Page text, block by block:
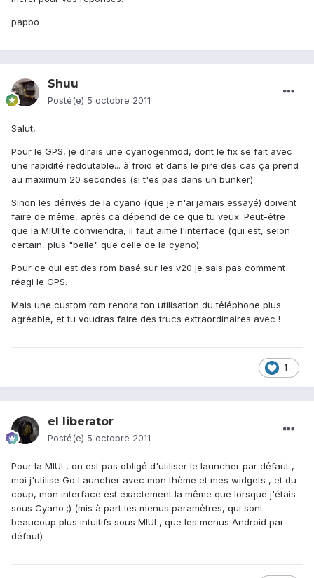
papbo
Shuu
Posté(e) 5 octobre 2011
Salut,
Pour le GPS, je dirais une cyanogenmod, dont le fix se fait avec
une rapidité redoutable... à froid et dans le pire des cas ça prend
au maximum 20 secondes (si t'es pas dans un bunker)
Sinon les dérivés de la cyano (que je n'ai jamais essayé) doivent
faire de même, après ca dépend de ce que tu veux. Peut-être
que la MIUI te conviendra, il faut aimé l'interface (qui est, selon
certain, plus "belle" que celle de la cyano).
Pour ce qui est des rom basé sur les v20 je sais pas comment
réagi le GPS.
Mais une custom rom rendra ton utilisation du téléphone plus
agréable, et tu voudras faire des trucs extraordinaires avec !
1
el liberator
Posté(e) 5 octobre 2011
Pour la MIUI , on est pas obligé d'utiliser le launcher par défaut ,
moi j'utilise Go Launcher avec mon thème et mes widgets , et du
coup, mon interface est exactement la même que lorsque j'étais
sous Cyano ;) (mis à part les menus paramètres, qui sont
beaucoup plus intuitifs sous MIUI , que les menus Android par
défaut)